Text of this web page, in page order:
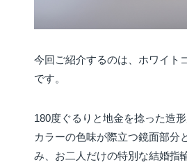
今回ご紹介するのは、ホワイト
です。
180度ぐるりと地金を捻った造
カラーの色味が際立つ鏡面部分
み、お二人だけの特別な結婚指